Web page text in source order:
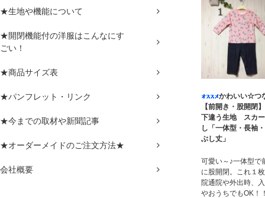
★生地や機能について
★開閉機能付の洋服はこんなにす
ごい！
★商品サイズ表
★パンフレット・リンク
★今までの取材や新聞記事
★オーダーメイドのご注文方法★
会社概要
かわいい☆つ
【前開き・股開閉
下違う生地 スカ
し「一体型・長袖
ぶし丈」
可愛い～♪一体型で
に股開閉。これ１
院通院や外出時、
やおうちでもOK！